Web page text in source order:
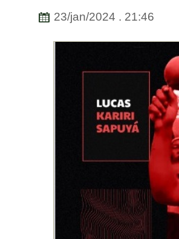
23/jan/2024 . 21:46